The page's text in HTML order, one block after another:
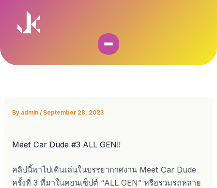
content
By admin/ September 28, 2023
Meet Car Dude #3 ALL GEN!!
คลิปนี้พาไปเดินเล่นในบรรยากาศงาน Meet Car Dude
ครั้งที่ 3 ที่มาในคอนเซ็ปต์ “ALL GEN” หรือรวมรถหลาย